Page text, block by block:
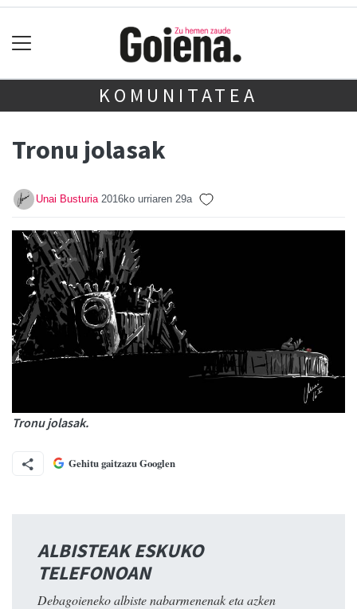
KOMUNITATEA
Tronu jolasak
Unai Busturia 2016ko urriaren 29a
Tronu jolasak.
Gehitu gaitzazu Googlen
ALBISTEAK ESKUKO
TELEFONOAN
Debagoieneko albiste nabarmenenak eta azken